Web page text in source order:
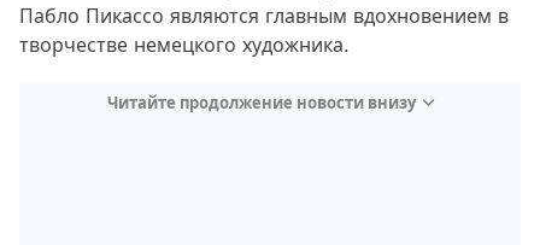
Пабло Пикассо являются главным вдохновением в
творчестве немецкого художника.
Читайте продолжение новости внизу